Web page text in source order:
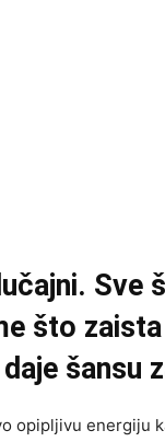
Sve
što
šansu
opipljivu energiju